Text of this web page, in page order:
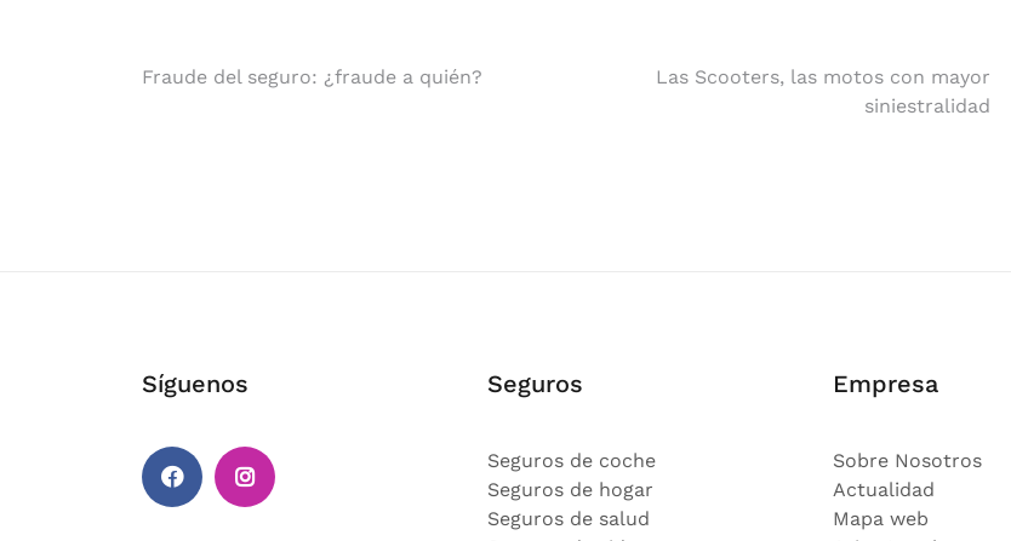
Navegación
Fraude del seguro: ¿fraude a quién?
Las Scooters, las motos con mayor
siniestralidad
Síguenos Seguros
Seguros de coche
Seguros de hogar
Seguros de salud
Empresa
Sobre Nosotros
Actualidad
Mapa web